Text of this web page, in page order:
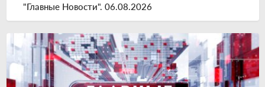
"Главные Новости". 06.08.2026